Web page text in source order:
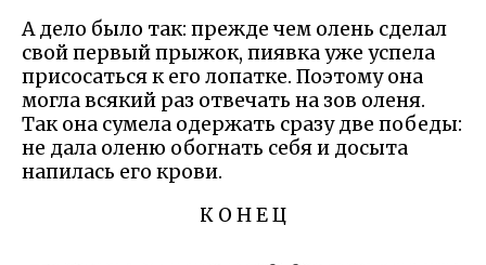
А дело было так: прежде чем олень сделал
свой первый прыжок, пиявка уже успела
присосаться к его лопатке. Поэтому она
могла всякий раз отвечать на зов оленя.
Так она сумела одержать сразу две победы:
не дала оленю обогнать себя и досыта
напилась его крови.
К О Н Е Ц